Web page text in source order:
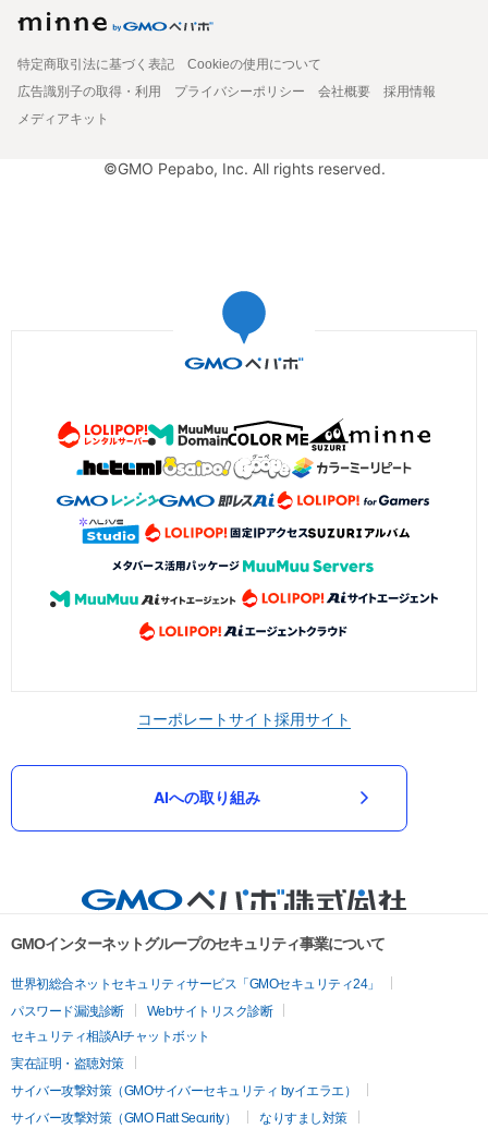
特定商取引法に基づく表記
Cookieの使用について
広告識別子の取得・利用
プライバシーポリシー 会社概要
採用情報
メディアキット
©GMO Pepabo, Inc. All rights reserved.
コーポレートサイト採用サイト
AIへの取り組み
GMOインターネットグループのセキュリティ事業について
世界初総合ネットセキュリティサービス「GMOセキュリティ24」
パスワード漏洩診断
Webサイトリスク診断
セキュリティ相談AIチャットボット
実在証明・盗聴対策
サイバー攻撃対策（GMOサイバーセキュリティ byイエラエ）
サイバー攻撃対策（GMO Flatt Security）
なりすまし対策